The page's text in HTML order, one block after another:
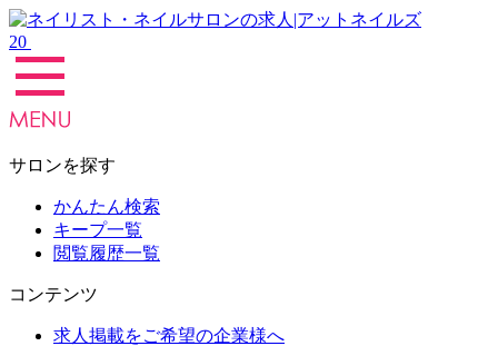
20
サロンを探す
かんたん検索
キープ一覧
閲覧履歴一覧
コンテンツ
求人掲載をご希望の企業様へ